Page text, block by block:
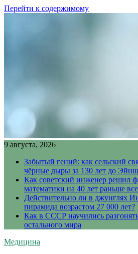
Перейти к содержимому
9 августа, 2026
Забытый гений: как сельский
чёрные дыры за 130 лет до
Как советский инженер решил
математики на 40 лет раньше
Действительно ли в джунглях
пирамида возрастом 27 000 лет?
Как в СССР научились
остального мира
Медицина